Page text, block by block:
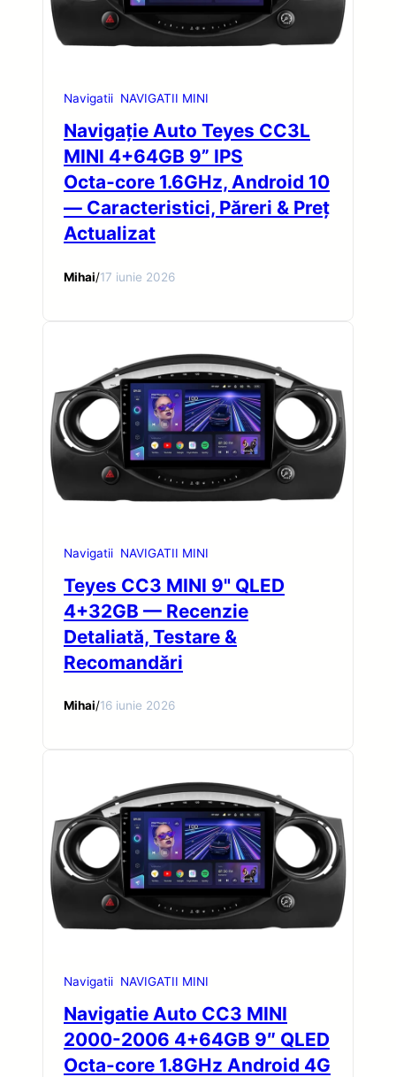
Navigatii NAVIGATII MINI
Navigație Auto Teyes CC3L
MINI 4+64GB 9” IPS
Octa‑core 1.6GHz, Android 10
— Caracteristici, Păreri & Preț
Actualizat
Mihai/17 iunie 2026
Navigatii NAVIGATII MINI
Teyes CC3 MINI 9" QLED
4+32GB — Recenzie
Detaliată, Testare &
Recomandări
Mihai/16 iunie 2026
Navigatii NAVIGATII MINI
Navigatie Auto CC3 MINI
2000-2006 4+64GB 9″ QLED
Octa-core 1.8GHz Android 4G